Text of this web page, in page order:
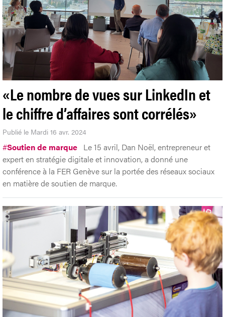
«Le nombre de vues sur LinkedIn et
le chiffre d’affaires sont corrélés»
Publié le Mardi 16 avr. 2024
#Soutien de marque Le 15 avril, Dan Noël, entrepreneur et
expert en stratégie digitale et innovation, a donné une
conférence à la FER Genève sur la portée des réseaux sociaux
en matière de soutien de marque.